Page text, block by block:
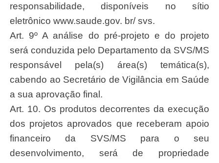
responsabilidade, disponíveis no sítio
eletrônico www.saude.gov. br/ svs.
Art. 9º A análise do pré-projeto e do projeto
será conduzida pelo Departamento da SVS/MS
responsável pela(s) área(s) temática(s),
cabendo ao Secretário de Vigilância em Saúde
a sua aprovação final.
Art. 10. Os produtos decorrentes da execução
dos projetos aprovados que receberam apoio
financeiro da SVS/MS para o seu
desenvolvimento, será de propriedade